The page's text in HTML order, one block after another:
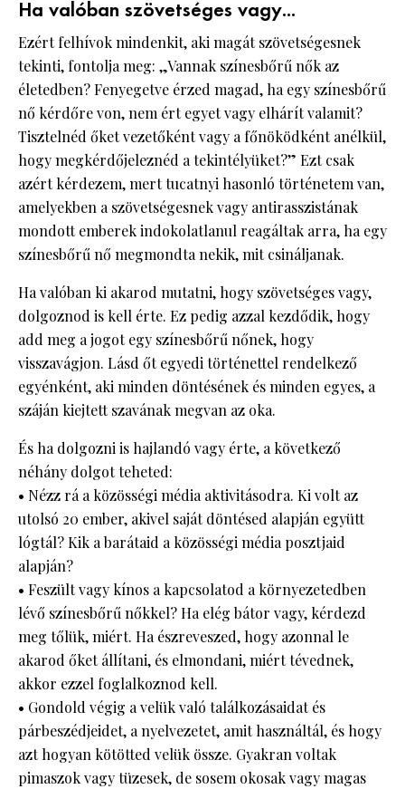
Ha valóban szövetséges vagy...
Ezért felhívok mindenkit, aki magát szövetségesnek
tekinti, fontolja meg: „Vannak színesbőrű nők az
életedben? Fenyegetve érzed magad, ha egy színesbőrű
nő kérdőre von, nem ért egyet vagy elhárít valamit?
Tisztelnéd őket vezetőként vagy a főnöködként anélkül,
hogy megkérdőjeleznéd a tekintélyüket?” Ezt csak
azért kérdezem, mert tucatnyi hasonló történetem van,
amelyekben a szövetségesnek vagy antirasszistának
mondott emberek indokolatlanul reagáltak arra, ha egy
színesbőrű nő megmondta nekik, mit csináljanak.
Ha valóban ki akarod mutatni, hogy szövetséges vagy,
dolgoznod is kell érte. Ez pedig azzal kezdődik, hogy
add meg a jogot egy színesbőrű nőnek, hogy
visszavágjon. Lásd őt egyedi történettel rendelkező
egyénként, aki minden döntésének és minden egyes, a
száján kiejtett szavának megvan az oka.
És ha dolgozni is hajlandó vagy érte, a következő
néhány dolgot teheted:
• Nézz rá a közösségi média aktivitásodra. Ki volt az
utolsó 20 ember, akivel saját döntésed alapján együtt
lógtál? Kik a barátaid a közösségi média posztjaid
alapján?
• Feszült vagy kínos a kapcsolatod a környezetedben
lévő színesbőrű nőkkel? Ha elég bátor vagy, kérdezd
meg tőlük, miért. Ha észreveszed, hogy azonnal le
akarod őket állítani, és elmondani, miért tévednek,
akkor ezzel foglalkoznod kell.
• Gondold végig a velük való találkozásaidat és
párbeszédjeidet, a nyelvezetet, amit használtál, és hogy
azt hogyan kötötted velük össze. Gyakran voltak
pimaszok vagy tüzesek, de sosem okosak vagy magas